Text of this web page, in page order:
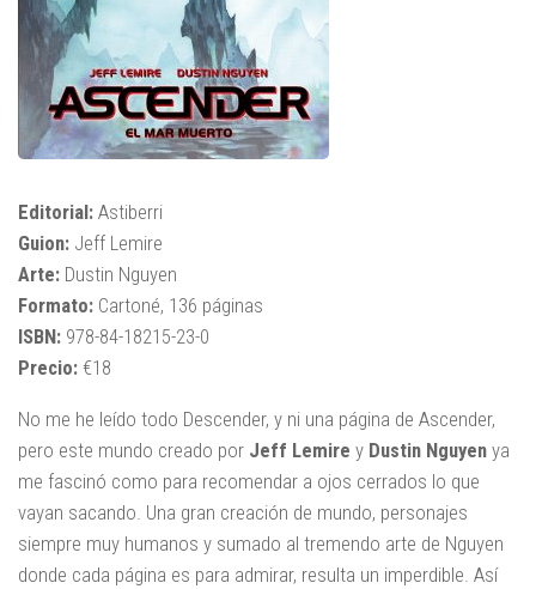
Editorial: Astiberri
Guion: Jeff Lemire
Arte: Dustin Nguyen
Formato: Cartoné, 136 páginas
ISBN: 978-84-18215-23-0
Precio: €18
No me he leído todo Descender, y ni una página de Ascender,
pero este mundo creado por Jeff Lemire y Dustin Nguyen ya
me fascinó como para recomendar a ojos cerrados lo que
vayan sacando. Una gran creación de mundo, personajes
siempre muy humanos y sumado al tremendo arte de Nguyen
donde cada página es para admirar, resulta un imperdible. Así